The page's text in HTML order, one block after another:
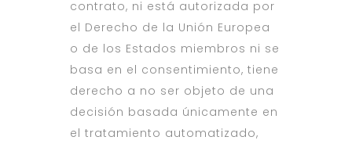
contrato, ni está autorizada por
el Derecho de la Unión Europea
o de los Estados miembros ni se
basa en el consentimiento, tiene
derecho a no ser objeto de una
decisión basada únicamente en
el tratamiento automatizado,